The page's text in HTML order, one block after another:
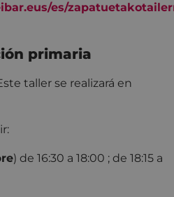
es/
primaria
taller se realizará en
) de 16:30 a 18:00 ; de 18:15 a